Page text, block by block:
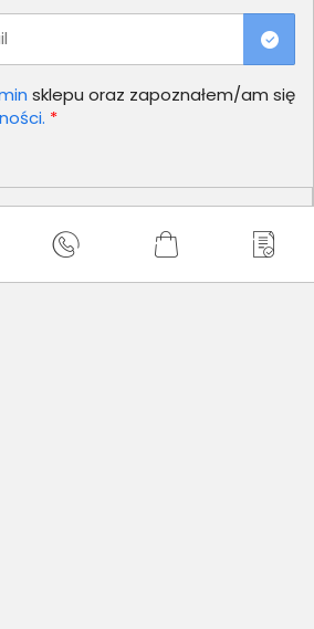
sklepu oraz zapoznałem/am się
*